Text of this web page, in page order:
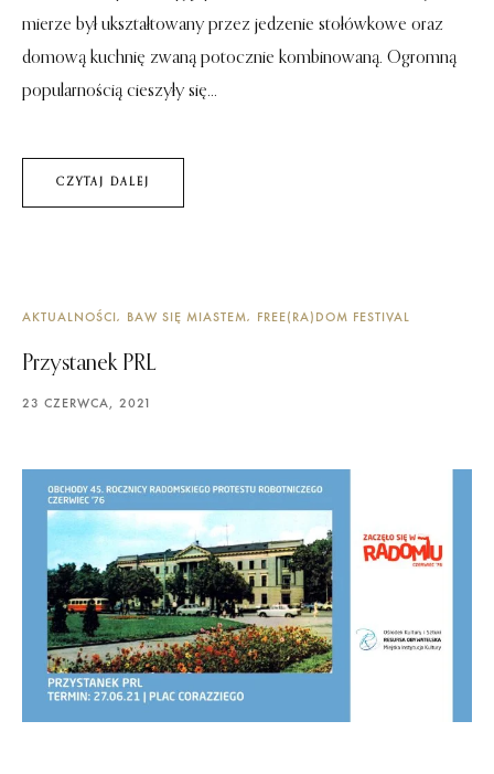
mierze był ukształtowany przez jedzenie stołówkowe oraz
domową kuchnię zwaną potocznie kombinowaną. Ogromną
popularnością cieszyły się...
CZYTAJ DALEJ
AKTUALNOŚCI BAW SIĘ MIASTEM FREE(RA)DOM FESTIVAL
Przystanek PRL
23 CZERWCA, 2021